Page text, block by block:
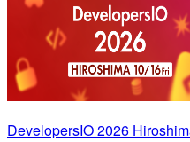
DevelopersIO 2026